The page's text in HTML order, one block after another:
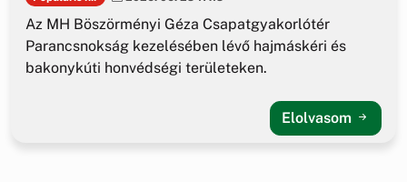
Az MH Böszörményi Géza Csapatgyakorlótér
Parancsnokság kezelésében lévő hajmáskéri és
bakonykúti honvédségi területeken.
Elolvasom